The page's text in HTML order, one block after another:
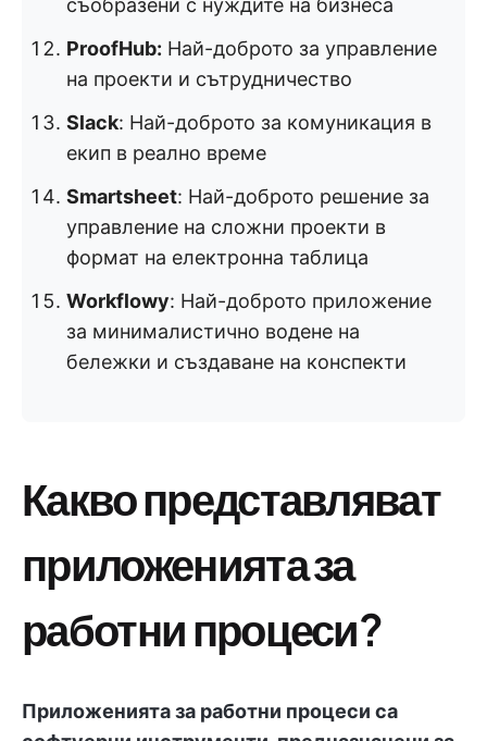
съобразени с нуждите на бизнеса
ProofHub: Най-доброто за управление
на проекти и сътрудничество
Slack: Най-доброто за комуникация в
екип в реално време
Smartsheet: Най-доброто решение за
управление на сложни проекти в
формат на електронна таблица
Workflowy: Най-доброто приложение
за минималистично водене на
бележки и създаване на конспекти
Какво представляват
приложенията за
работни процеси?
Приложенията за работни процеси са